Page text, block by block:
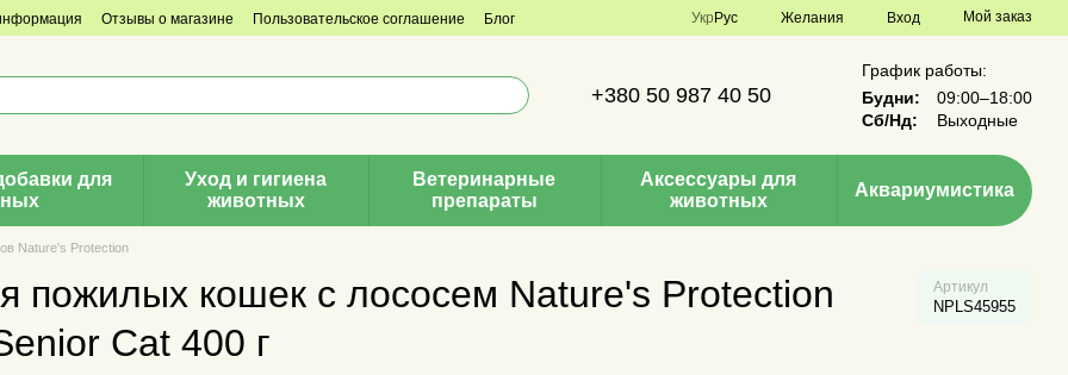
Отзывы о магазине Пользовательское соглашение Блог Укр Рус Желания Вход Мой заказ
+380 50 987 40 50
График работы:
Будни:
09:00–18:00
Сб/Нд:
Выходные
для
Уход и гигиена
животных
Ветеринарные
препараты
Аксессуары для
животных
Аквариумистика
Nature's Protection
пожилых кошек с лососем Nature's Protection
Cat 400 г
Артикул
NPLS45955